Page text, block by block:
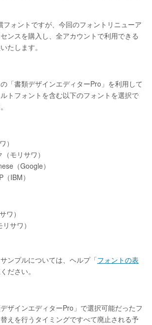
フォントですが、今回のフォントリニューア
ンスを購入し、全アカウントで利用できる
たします。
「書類デザインエディターPro」を利用して
トフォントを含む以下のフォントを選択で
）
モリサワ）
（Google）
IBM）
ワ）
サワ）
ンプルについては、ヘルプ「フォントの表
ださい。
ザインエディターPro」で選択可能だったフ
えを行うタイミングですべて廃止される予